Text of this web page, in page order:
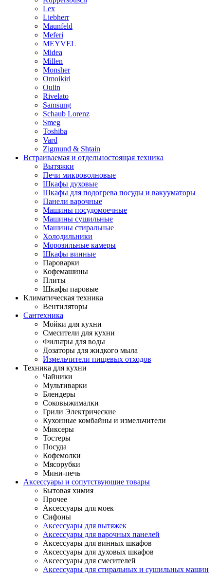
Lex
Liebherr
Maunfeld
Meferi
MEYVEL
Midea
Millen
Monsher
Omoikiri
Oulin
Rivelato
Samsung
Schaub Lorenz
Smeg
Toshiba
Vard
Zigmund & Shtain
Встраиваемая и отдельностоящая техника
Вытяжки
Печи микроволновые
Шкафы духовые
Шкафы для подогрева посуды и вакууматоры
Панели варочные
Машины посудомоечные
Машины сушильные
Машины стиральные
Холодильники
Морозильные камеры
Шкафы винные
Пароварки
Кофемашины
Плиты
Шкафы паровые
Климатическая техника
Вентиляторы
Сантехника
Мойки для кухни
Смесители для кухни
Фильтры для воды
Дозаторы для жидкого мыла
Измельчители пищевых отходов
Техника для кухни
Чайники
Мультиварки
Блендеры
Соковыжималки
Грили Электрические
Кухонные комбайны и измельчители
Миксеры
Тостеры
Посуда
Кофемолки
Мясорубки
Мини-печь
Аксессуары и сопутствующие товары
Бытовая химия
Прочее
Аксессуары для моек
Сифоны
Аксессуары для вытяжек
Аксессуары для варочных панелей
Аксессуары для винных шкафов
Аксессуары для духовых шкафов
Аксессуары для смесителей
Аксессуары для стиральных и сушильных машин